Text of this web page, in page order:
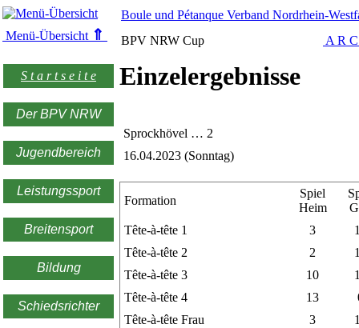
Menü-Übersicht ⇑
S t a r t s e i t e
Der BPV NRW
Jugendbereich
Leistungssport
Breitensport
Bildung
Schiedsrichter
Boule und Pétanque Verband Nordrhein-
BPV NRW Cup
A R
Einzelergebnisse
Sprockhövel … 2
16.04.2023 (Sonntag)
Formation
Spiel
Heim
Tête-à-tête 1
3
Tête-à-tête 2
2
Tête-à-tête 3
10
Tête-à-tête 4
13
Tête-à-tête Frau
3